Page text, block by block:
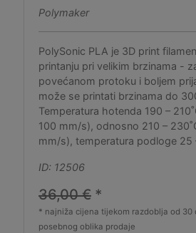
Polymaker
PolySonic PLA je 3D print
printanju pri velikim brzinama -
povećanom protoku i boljem
može se printati brzinama do
Temperatura hotenda 190 –
100 mm/s), odnosno 210 –
mm/s), temperatura podloge 25
ID: 12506
36,00 € *
* najniža cijena tijekom razdoblja od 30
posebnog oblika prodaje